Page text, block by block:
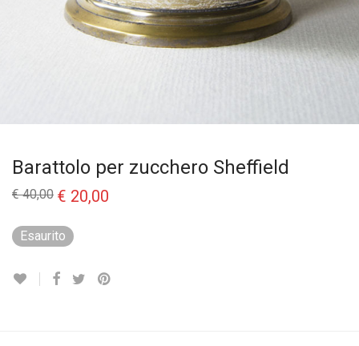
Barattolo per zucchero Sheffield
€40,00 Il
prezzo
era:
€ 40,00.
€ 20,00
Esaurito